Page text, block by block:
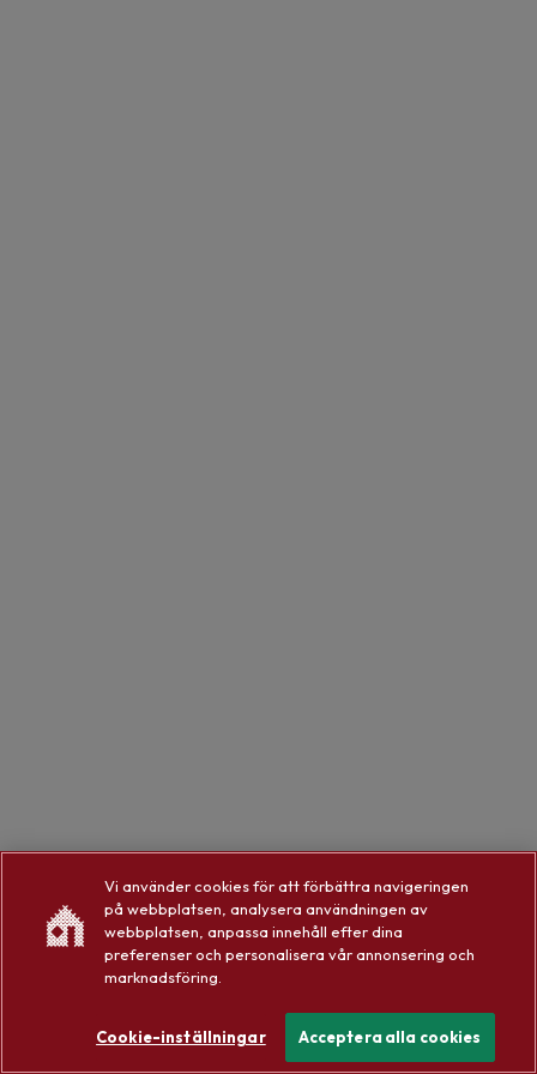
Vi använder cookies för att förbättra navigeringen
på webbplatsen, analysera användningen av
webbplatsen, anpassa innehåll efter dina
preferenser och personalisera vår annonsering och
marknadsföring.
Cookie-inställningar Acceptera alla cookies